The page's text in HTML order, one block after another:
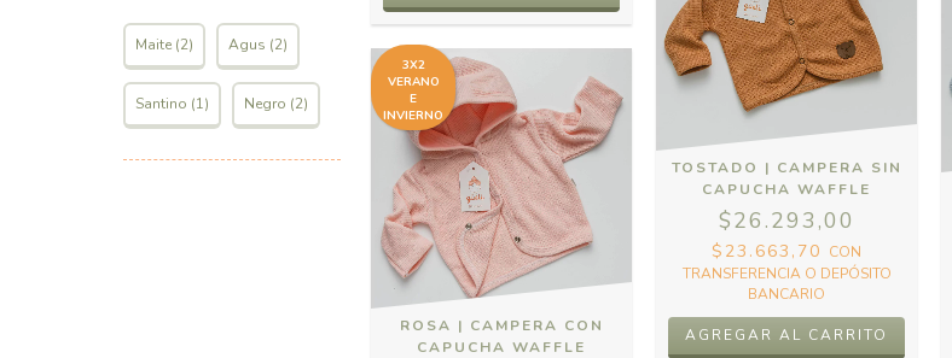
Maite (2) Agus (2)
Santino (1) Negro (2)
3X2
VERANO
E
INVIERNO
ROSA | CAMPERA CON
CAPUCHA WAFFLE
TOSTADO | CAMPERA SIN
CAPUCHA WAFFLE
$26.293,00
$23.663,70 CON
TRANSFERENCIA O DEPÓSITO
BANCARIO
AGREGAR AL CARRITO